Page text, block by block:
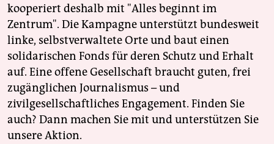
kooperiert deshalb mit "Alles beginnt im
Zentrum". Die Kampagne unterstützt bundesweit
linke, selbstverwaltete Orte und baut einen
solidarischen Fonds für deren Schutz und Erhalt
auf. Eine offene Gesellschaft braucht guten, frei
zugänglichen Journalismus – und
zivilgesellschaftliches Engagement. Finden Sie
auch? Dann machen Sie mit und unterstützen Sie
unsere Aktion.